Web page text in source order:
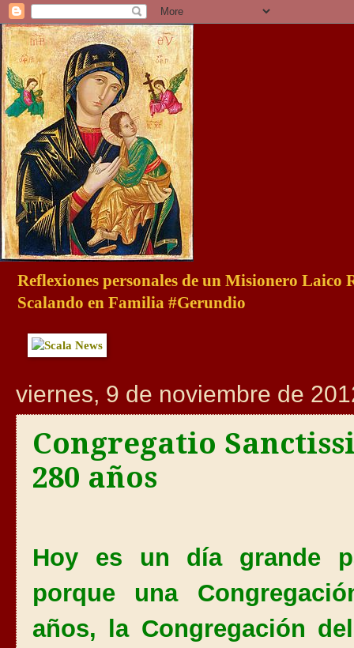
Reflexiones personales de un Misionero Laico
Scalando en Familia #Gerundio
viernes, 9 de noviembre de
Congregatio
280 años
Hoy es un día grande
porque una
años, la Congregación